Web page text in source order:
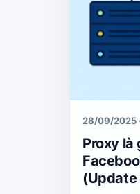
28/09/2025
Proxy là